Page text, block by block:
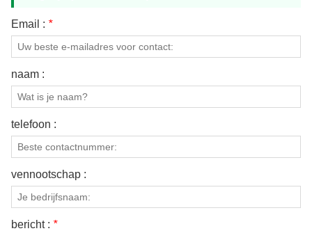
Email : *
naam :
telefoon :
vennootschap :
bericht : *